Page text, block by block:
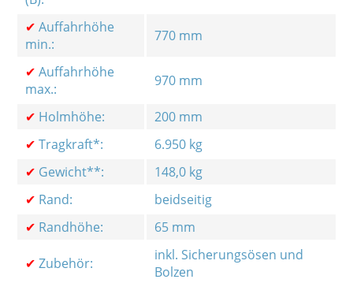
✔ Auffahrhöhe
min.:
770 mm
✔ Auffahrhöhe
max.:
970 mm
✔ Holmhöhe:
200 mm
✔ Tragkraft*:
6.950 kg
✔ Gewicht**:
148,0 kg
✔ Rand:
beidseitig
✔ Randhöhe: 65 mm
✔ Zubehör:
inkl. Sicherungsösen und
Bolzen